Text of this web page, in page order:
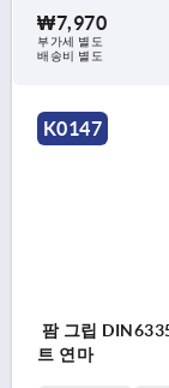
₩7,970
부가세 별도
배송비 별도
K0147
팜 그립
트 연마